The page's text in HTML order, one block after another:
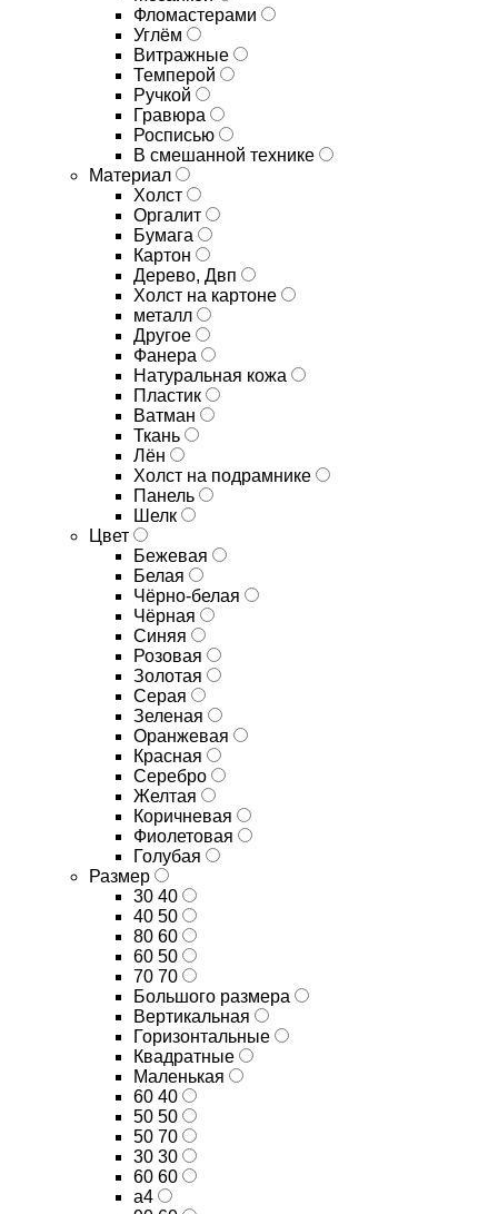
Фломастерами
Углём
Витражные
Темперой
Ручкой
Гравюра
Росписью
В смешанной технике
Материал
Холст
Оргалит
Бумага
Картон
Дерево, Двп
Холст на картоне
металл
Другое
Фанера
Натуральная кожа
Пластик
Ватман
Ткань
Лён
Холст на подрамнике
Панель
Шелк
Цвет
Бежевая
Белая
Чёрно-белая
Чёрная
Синяя
Розовая
Золотая
Серая
Зеленая
Оранжевая
Красная
Серебро
Желтая
Коричневая
Фиолетовая
Голубая
Размер
30 40
40 50
80 60
60 50
70 70
Большого размера
Вертикальная
Горизонтальные
Квадратные
Маленькая
60 40
50 50
50 70
30 30
60 60
а4